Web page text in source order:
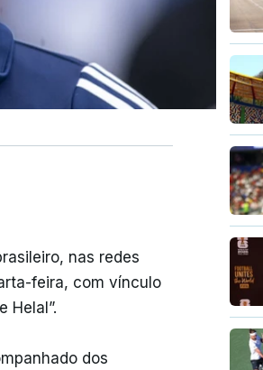
nas redes
feira, com vínculo
Helal”.
dos